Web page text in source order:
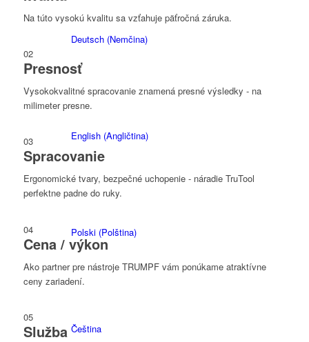
Deutsch(Nemčina)
English(Angličtina)
Polski(Polština)
Čeština
Na túto vysokú kvalitu sa vzťahuje päťročná záruka.
02
Presnosť
Vysokokvalitné spracovanie znamená presné výsledky - na
milimeter presne.
03
Spracovanie
Ergonomické tvary, bezpečné uchopenie - náradie TruTool
perfektne padne do ruky.
04
Cena / výkon
Ako partner pre nástroje TRUMPF vám ponúkame atraktívne
ceny zariadení.
05
Služba